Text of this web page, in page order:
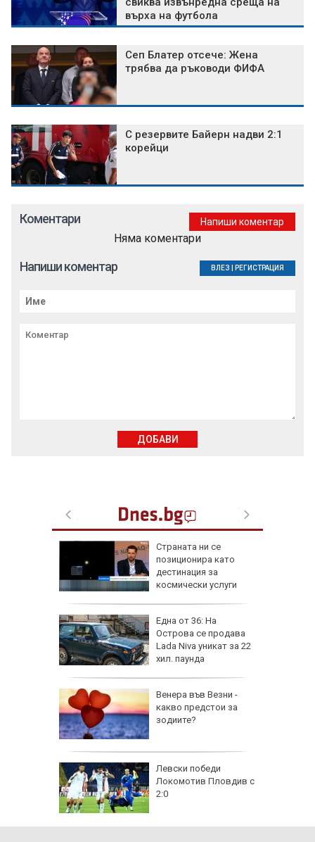
върха на футбола
Сеп Блатер отсече: Жена
трябва да ръководи ФИФА
С резервите Байерн надви 2:1
корейци
Страната ни се
позиционира като
дестинация за
космически услуги
Една от 36: На
Острова се продава
Lada Niva уникат за 22
хил. паунда
Венера във Везни -
какво предстои за
зодиите?
Левски победи
Локомотив Пловдив с
2:0
Коментари Напиши коментар
Няма коментари
Напиши коментар ВЛЕЗ РЕГИСТРАЦИЯ
ДОБАВИ